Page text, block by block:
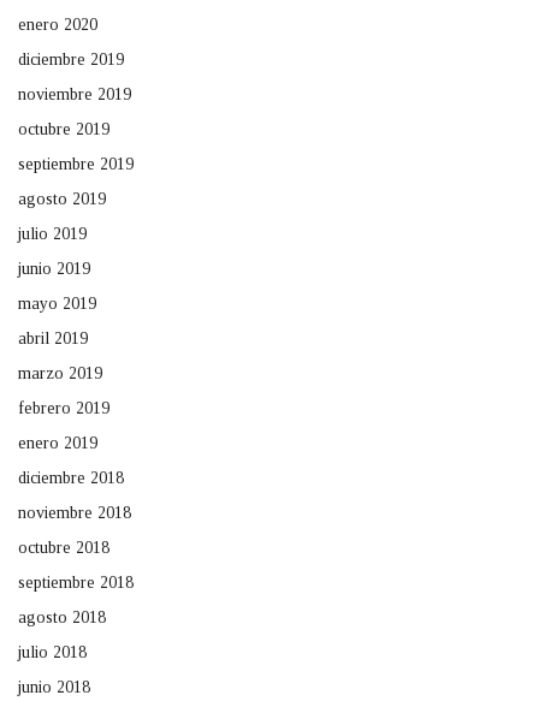
enero 2020
diciembre 2019
noviembre 2019
octubre 2019
septiembre 2019
agosto 2019
julio 2019
junio 2019
mayo 2019
abril 2019
marzo 2019
febrero 2019
enero 2019
diciembre 2018
noviembre 2018
octubre 2018
septiembre 2018
agosto 2018
julio 2018
junio 2018